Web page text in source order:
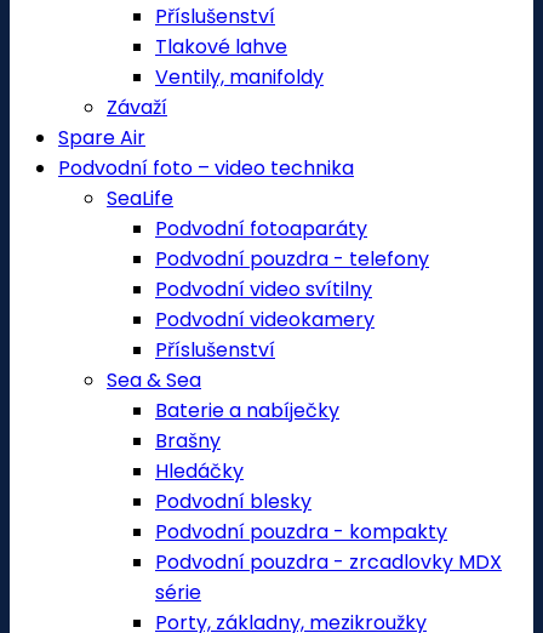
Příslušenství
Tlakové lahve
Ventily, manifoldy
Závaží
Spare Air
Podvodní foto – video technika
SeaLife
Podvodní fotoaparáty
Podvodní pouzdra - telefony
Podvodní video svítilny
Podvodní videokamery
Příslušenství
Sea & Sea
Baterie a nabíječky
Brašny
Hledáčky
Podvodní blesky
Podvodní pouzdra - kompakty
Podvodní pouzdra - zrcadlovky MDX
série
Porty, základny, mezikroužky